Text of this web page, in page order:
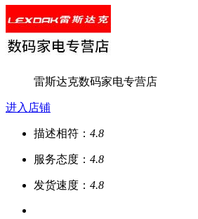
雷斯达克数码家电专营店
进入店铺
描述相符： 4.8
服务态度： 4.8
发货速度： 4.8